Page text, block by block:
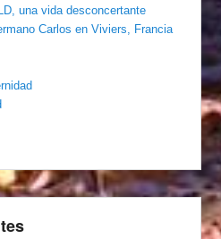
una vida desconcertante
Carlos en Viviers, Francia